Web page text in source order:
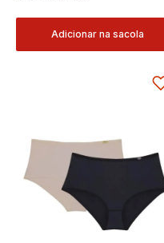
Adicionar na sacola